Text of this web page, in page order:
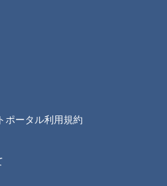
ポータル利用規約